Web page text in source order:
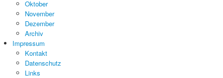
Oktober
November
Dezember
Archiv
Impressum
Kontakt
Datenschutz
Links